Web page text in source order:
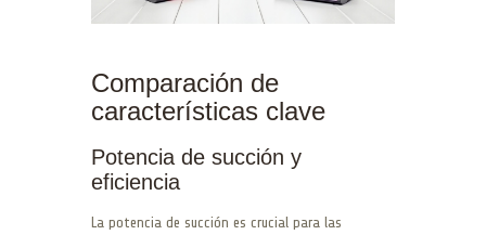
Comparación de
características clave
Potencia de succión y
eficiencia
La potencia de succión es crucial para las